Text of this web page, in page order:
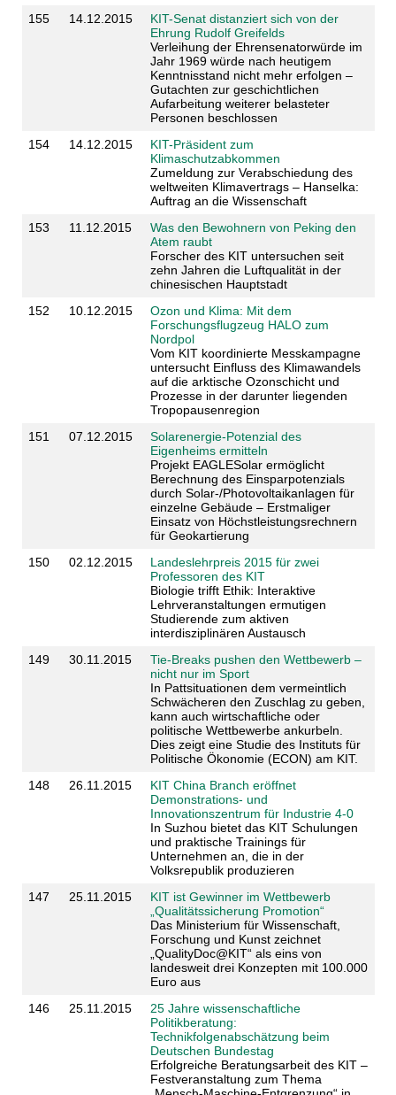
155
14.12.2015
KIT-Senat distanziert sich von der
Ehrung Rudolf Greifelds
Verleihung der Ehrensenatorwürde im
Jahr 1969 würde nach heutigem
Kenntnisstand nicht mehr erfolgen –
Gutachten zur geschichtlichen
Aufarbeitung weiterer belasteter
Personen beschlossen
154
14.12.2015
KIT-Präsident zum
Klimaschutzabkommen
Zumeldung zur Verabschiedung des
weltweiten Klimavertrags – Hanselka:
Auftrag an die Wissenschaft
153
11.12.2015
Was den Bewohnern von Peking den
Atem raubt
Forscher des KIT untersuchen seit
zehn Jahren die Luftqualität in der
chinesischen Hauptstadt
152
10.12.2015
Ozon und Klima: Mit dem
Forschungsflugzeug HALO zum
Nordpol
Vom KIT koordinierte Messkampagne
untersucht Einfluss des Klimawandels
auf die arktische Ozonschicht und
Prozesse in der darunter liegenden
Tropopausenregion
151
07.12.2015
Solarenergie-Potenzial des
Eigenheims ermitteln
Projekt EAGLESolar ermöglicht
Berechnung des Einsparpotenzials
durch Solar-/Photovoltaikanlagen für
einzelne Gebäude – Erstmaliger
Einsatz von Höchstleistungsrechnern
für Geokartierung
150
02.12.2015
Landeslehrpreis 2015 für zwei
Professoren des KIT
Biologie trifft Ethik: Interaktive
Lehrveranstaltungen ermutigen
Studierende zum aktiven
interdisziplinären Austausch
149
30.11.2015
Tie-Breaks pushen den Wettbewerb –
nicht nur im Sport
In Pattsituationen dem vermeintlich
Schwächeren den Zuschlag zu geben,
kann auch wirtschaftliche oder
politische Wettbewerbe ankurbeln.
Dies zeigt eine Studie des Instituts für
Politische Ökonomie (ECON) am KIT.
148
26.11.2015
KIT China Branch eröffnet
Demonstrations- und
Innovationszentrum für Industrie 4-0
In Suzhou bietet das KIT Schulungen
und praktische Trainings für
Unternehmen an, die in der
Volksrepublik produzieren
147
25.11.2015
KIT ist Gewinner im Wettbewerb
„Qualitätssicherung Promotion“
Das Ministerium für Wissenschaft,
Forschung und Kunst zeichnet
„QualityDoc@KIT“ als eins von
landesweit drei Konzepten mit 100.000
Euro aus
146
25.11.2015
25 Jahre wissenschaftliche
Politikberatung:
Technikfolgenabschätzung beim
Deutschen Bundestag
Erfolgreiche Beratungsarbeit des KIT –
Festveranstaltung zum Thema